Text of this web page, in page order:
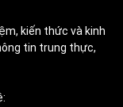
kiến thức và kinh
tin trung thực,